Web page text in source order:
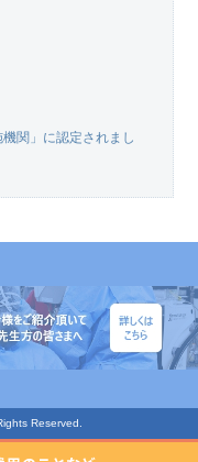
関」に認定されまし
Reserved.